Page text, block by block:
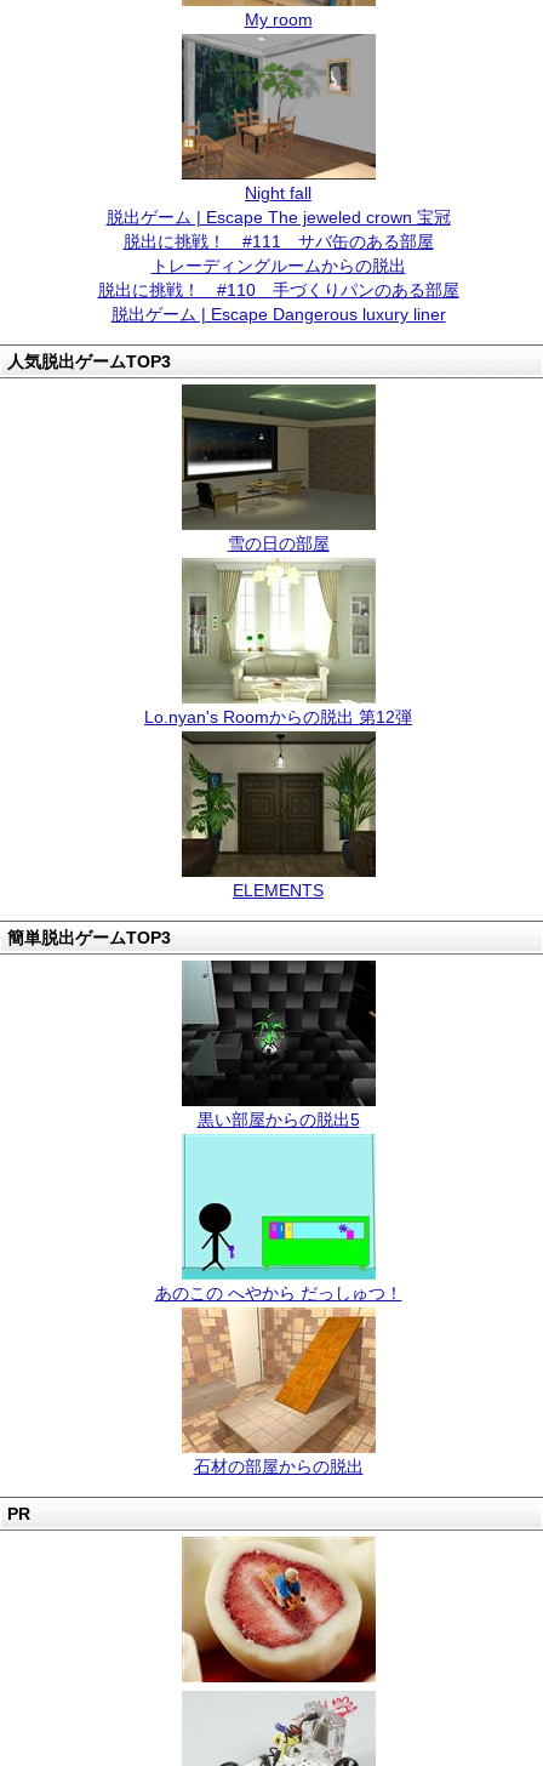
My room
Night fall
脱出ゲーム | Escape The jeweled crown 宝冠
脱出に挑戦！ #111 サバ缶のある部屋
トレーディングルームからの脱出
脱出に挑戦！ #110 手づくりパンのある部屋
脱出ゲーム | Escape Dangerous luxury liner
人気脱出ゲームTOP3
雪の日の部屋
Lo.nyan's Roomからの脱出 第12弾
ELEMENTS
簡単脱出ゲームTOP3
黒い部屋からの脱出5
あのこの へやから だっしゅつ！
石材の部屋からの脱出
PR